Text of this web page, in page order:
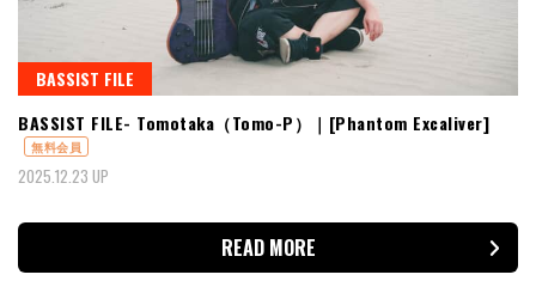
BASSIST FILE
BASSIST FILE- Tomotaka（Tomo-P）｜[Phantom Excaliver]
無料会員
2025.12.23 UP
READ MORE